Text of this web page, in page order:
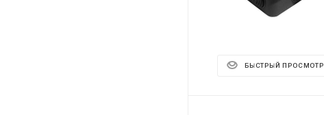
БЫСТРЫЙ ПРОСМОТР